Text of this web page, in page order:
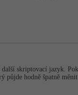
skriptovací jazyk.
půjde hodně špatně